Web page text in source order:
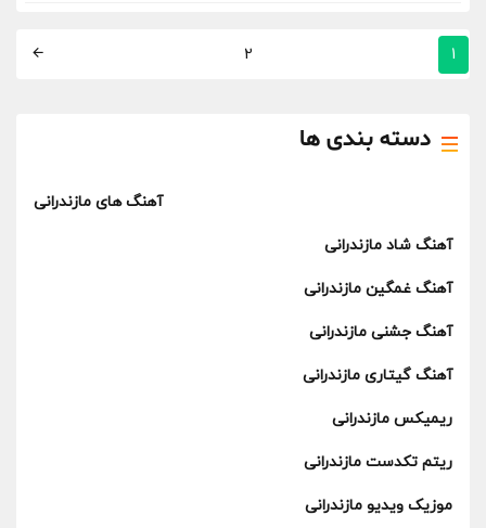
دسته بندی ها
آهنگ های مازندرانی
آهنگ شاد مازندرانی
آهنگ غمگین مازندرانی
آهنگ جشنی مازندرانی
آهنگ گیتاری مازندرانی
ریمیکس مازندرانی
ریتم تکدست مازندرانی
موزیک ویدیو مازندرانی
1
2